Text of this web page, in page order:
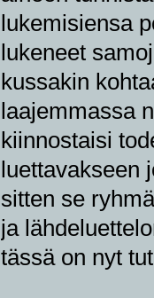
lukemisiensa
lukeneet
kussakin
laajemmassa
kiinnostaisi
luettavakseen
sitten se
ja
tässä on nyt